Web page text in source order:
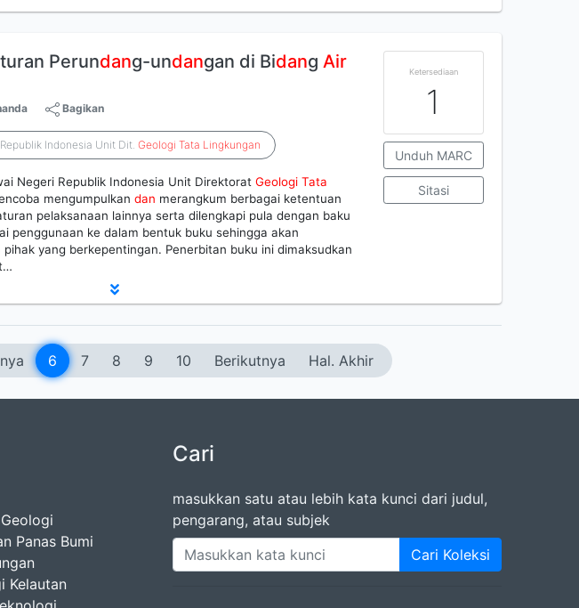
Perundang-undangan di BidangAir
Bagikan
Indonesia Unit Dit.Geologi Tata Lingkungan
Negeri Republik Indonesia Unit DirektoratGeologi Tata
mengumpulkandan merangkum berbagai ketentuan
pelaksanaan lainnya serta dilengkapi pula dengan baku
penggunaan ke dalam bentuk buku sehingga akan
yang berkepentingan. Penerbitan buku ini dimaksudkan
Ketersediaan
1
Unduh MARC
Sitasi
6 7 8 9 10 Berikutnya Hal. Akhir
Panas Bumi
Kelautan
Cari
masukkan satu atau lebih kata kunci dari judul,
pengarang, atau subjek
Cari Koleksi